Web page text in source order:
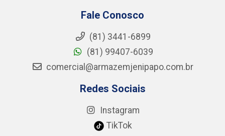
Fale Conosco
(81) 3441-6899
(81) 99407-6039
comercial@armazemjenipapo.com.br
Redes Sociais
Instagram
TikTok